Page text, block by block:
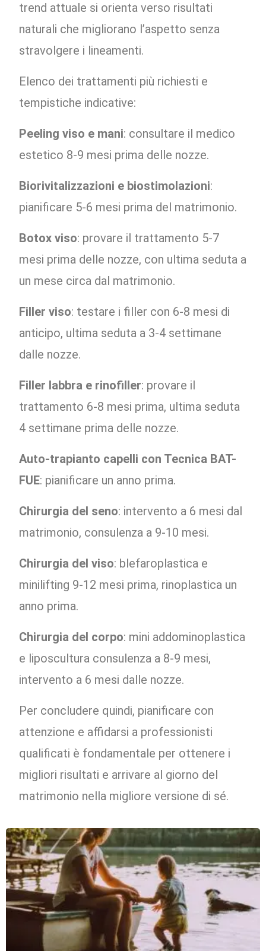
trend attuale si orienta verso risultati
naturali che migliorano l’aspetto senza
stravolgere i lineamenti.
Elenco dei trattamenti più richiesti e
tempistiche indicative:
Peeling viso e mani: consultare il medico
estetico 8-9 mesi prima delle nozze.
Biorivitalizzazioni e biostimolazioni:
pianificare 5-6 mesi prima del matrimonio.
Botox viso: provare il trattamento 5-7
mesi prima delle nozze, con ultima seduta a
un mese circa dal matrimonio.
Filler viso: testare i filler con 6-8 mesi di
anticipo, ultima seduta a 3-4 settimane
dalle nozze.
Filler labbra e rinofiller: provare il
trattamento 6-8 mesi prima, ultima seduta
4 settimane prima delle nozze.
Auto-trapianto capelli con Tecnica BAT-
FUE: pianificare un anno prima.
Chirurgia del seno: intervento a 6 mesi dal
matrimonio, consulenza a 9-10 mesi.
Chirurgia del viso: blefaroplastica e
minilifting 9-12 mesi prima, rinoplastica un
anno prima.
Chirurgia del corpo: mini addominoplastica
e liposcultura consulenza a 8-9 mesi,
intervento a 6 mesi dalle nozze.
Per concludere quindi, pianificare con
attenzione e affidarsi a professionisti
qualificati è fondamentale per ottenere i
migliori risultati e arrivare al giorno del
matrimonio nella migliore versione di sé.